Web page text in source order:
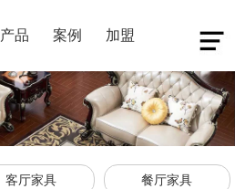
产品 案例 加盟
客厅家具 餐厅家具